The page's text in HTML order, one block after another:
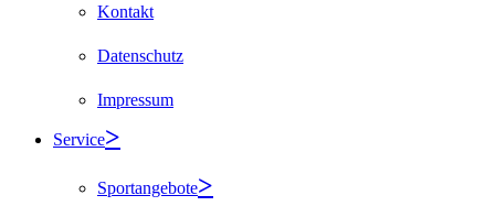
Kontakt
Datenschutz
Impressum
Service
Sportangebote